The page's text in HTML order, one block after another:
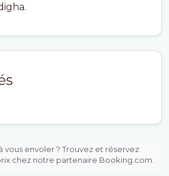
vous envoler ? Trouvez et réservez
chez notre partenaire Booking.com.